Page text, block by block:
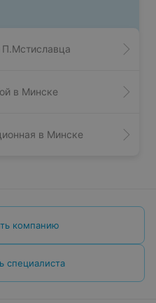
в Минске
в Минске
компанию
специалиста